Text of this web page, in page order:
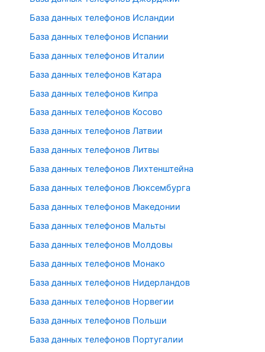
База данных телефонов Исландии
База данных телефонов Испании
База данных телефонов Италии
База данных телефонов Катара
База данных телефонов Кипра
База данных телефонов Косово
База данных телефонов Латвии
База данных телефонов Литвы
База данных телефонов Лихтенштейна
База данных телефонов Люксембурга
База данных телефонов Македонии
База данных телефонов Мальты
База данных телефонов Молдовы
База данных телефонов Монако
База данных телефонов Нидерландов
База данных телефонов Норвегии
База данных телефонов Польши
База данных телефонов Португалии